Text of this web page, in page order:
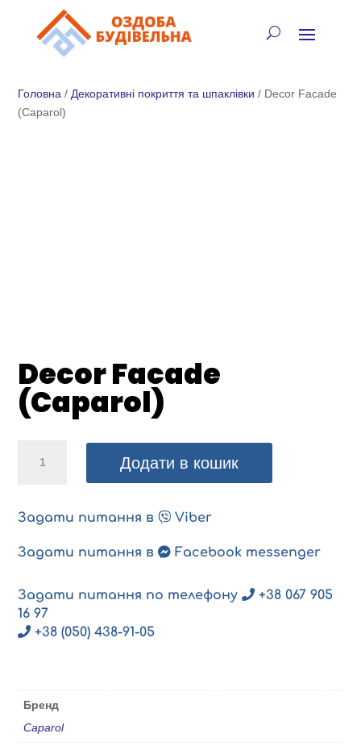
⚡
Головна / Декоративні покриття та шпаклівки / Decor Facade
(Caparol)
Decor Facade
(Caparol)
Facade
Додати в кошик
Задати питання в Viber
Задати питання в Facebook messenger
Задати питання по телефону
+38 067 905
16 97
+38 (050) 438-91-05
Бренд
Caparol